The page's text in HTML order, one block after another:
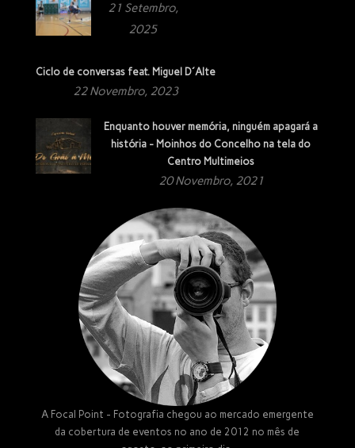
21 Setembro,
2025
Ciclo de conversas feat. Miguel D´Alte
22 Novembro, 2023
Enquanto houver memória, ninguém apagará a
história - Moinhos do Concelho na tela do
Centro Multimeios
20 Novembro, 2021
A Focal Point - Fotografia chegou ao mercado emergente
da cobertura de eventos no ano de 2012 no mês de